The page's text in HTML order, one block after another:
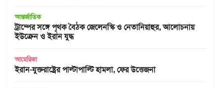
আন্তর্জাতিক
ট্রাম্পের সঙ্গে পৃথক বৈঠক জেলেনস্কি ও নেতানিয়াহুর, আলোচনায়
ইউক্রেন ও ইরান যুদ্ধ
আমেরিকা
ইরান-যুক্তরাষ্ট্রের পাল্টাপাল্টি হামলা, ফের উত্তেজনা